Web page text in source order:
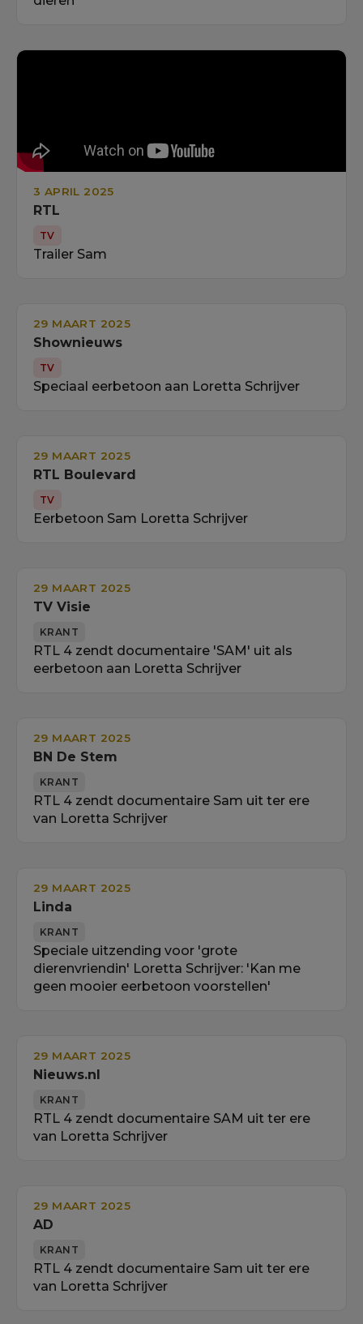
3 APRIL 2025
RTL
TV
Trailer Sam
29 MAART 2025
Shownieuws
TV
Speciaal eerbetoon aan Loretta Schrijver
29 MAART 2025
RTL Boulevard
TV
Eerbetoon Sam Loretta Schrijver
29 MAART 2025
TV Visie
KRANT
RTL 4 zendt documentaire 'SAM' uit als
eerbetoon aan Loretta Schrijver
29 MAART 2025
BN De Stem
KRANT
RTL 4 zendt documentaire Sam uit ter ere
van Loretta Schrijver
29 MAART 2025
Linda
KRANT
Speciale uitzending voor 'grote
dierenvriendin' Loretta Schrijver: 'Kan me
geen mooier eerbetoon voorstellen'
29 MAART 2025
Nieuws.nl
KRANT
RTL 4 zendt documentaire SAM uit ter ere
van Loretta Schrijver
29 MAART 2025
AD
KRANT
RTL 4 zendt documentaire Sam uit ter ere
van Loretta Schrijver